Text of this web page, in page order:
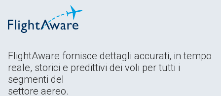
FlightAware fornisce dettagli accurati, in tempo
reale, storici e predittivi dei voli per tutti i
segmenti del
settore aereo.